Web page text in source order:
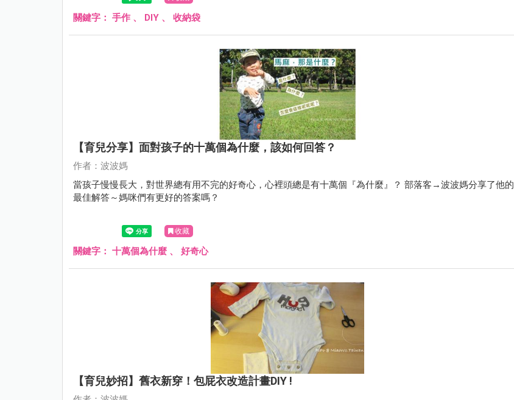
關鍵字： 手作 、 DIY 、 收納袋
【育兒分享】面對孩子的十萬個為什麼，該如何回答？
作者：波波媽
當孩子慢慢長大，對世界總有用不完的好奇心，心裡頭總是有十萬個『為什麼』？ 部落客→波波媽分享了他的
最佳解答～媽咪們有更好的答案嗎？
收藏
關鍵字： 十萬個為什麼 、 好奇心
【育兒妙招】舊衣新穿！包屁衣改造計畫DIY !